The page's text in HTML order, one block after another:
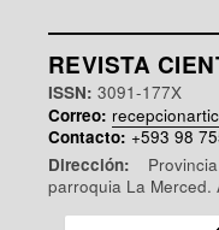
REVISTA
ISSN: 3091-177X
Correo:
Contacto: +593 98
Dirección:
parroquia La Merced.